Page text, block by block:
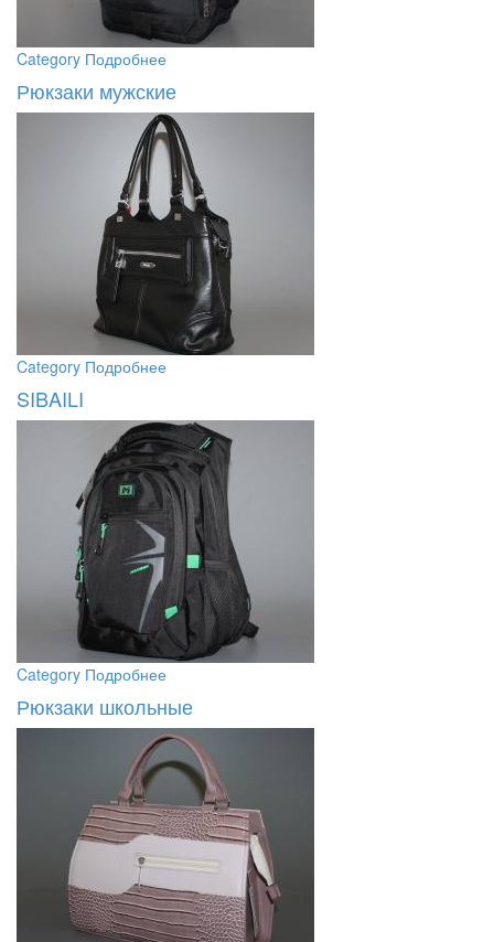
Category Подробнее
Рюкзаки мужские
Category Подробнее
SIBAILI
Category Подробнее
Рюкзаки школьные